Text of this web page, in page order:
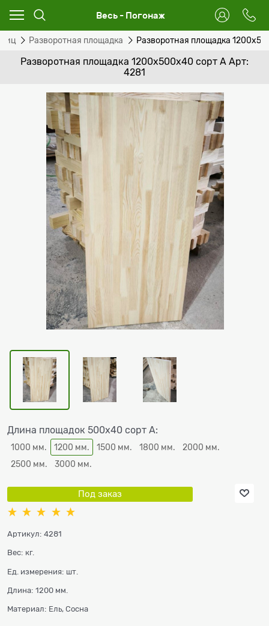
Весь - Погонаж
Разворотная площадка Разворотная площадка
Разворотная площадка 1200х500х40 сорт А Арт:
4281
Длина площадок 500х40 сорт А:
1000 мм. 1200 мм. 1500 мм. 1800 мм.
2000 мм.
2500 мм.
3000 мм.
Под заказ
Артикул: 4281
Вес: кг.
Ед. измерения: шт.
Длина: 1200 мм.
Материал: Ель, Сосна